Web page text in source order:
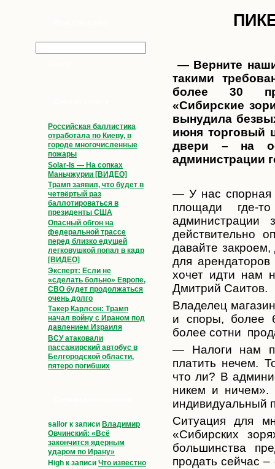
Российская баллистика
отработала по Киеву, в
городе многочисленные
пожары
Solar-Is — На сопках
Маньчжурии [ВИДЕО]
Трамп заявил, что будет в
четвёртый раз
баллотироваться в
президенты США
Опасный обгон на
федеральной трассе
перед близко едущей
легковушкой попал в кадр
[ВИДЕО]
Эксперт: Если не
«сделать больно» Европе,
СВО будет продолжаться
очень долго
Такер Карлсон: Трамп
начал войну с Ираном под
давлением Израиля
ВСУ атаковали
пассажирский автобус в
Белгородской области,
пятеро погибших
sailor к записи Владимир
Овчинский: «Всё
закончится ядерным
ударом по Ирану»
High к записи Что известно
— Верните
такими
более 30
«Сибирские
вынудила
июня торговый
двери – на
администрации
— У нас спорная
площади где-
администрации
действительно
давайте
для
хочет идти нам
Дмитрий Саитов.
Владелец
и споры, более
более сотни
— Налоги нам
платить нечем.
что ли? В
никем и
индивидуальный
Ситуация для
«Сибирских
большинства
продать сейчас